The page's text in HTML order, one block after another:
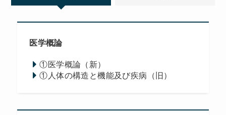
医学概論
①医学概論（新）
①人体の構造と機能及び疾病（旧）